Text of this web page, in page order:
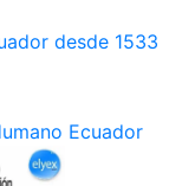
desde 1533
Ecuador